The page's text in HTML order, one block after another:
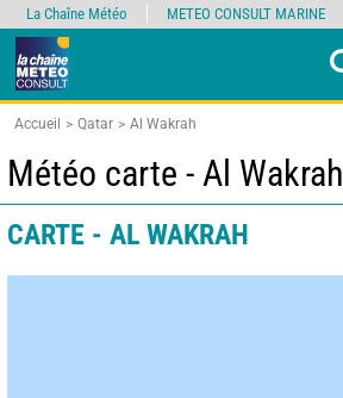
Accueil Qatar Al Wakrah
Météo carte - Al Wakrah
CARTE - AL WAKRAH
La Chaîne Météo METEO CONSULT MARINE